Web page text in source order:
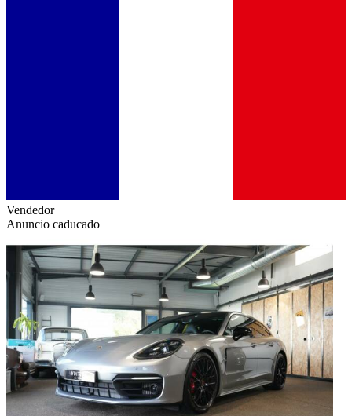
Vendedor
Anuncio caducado